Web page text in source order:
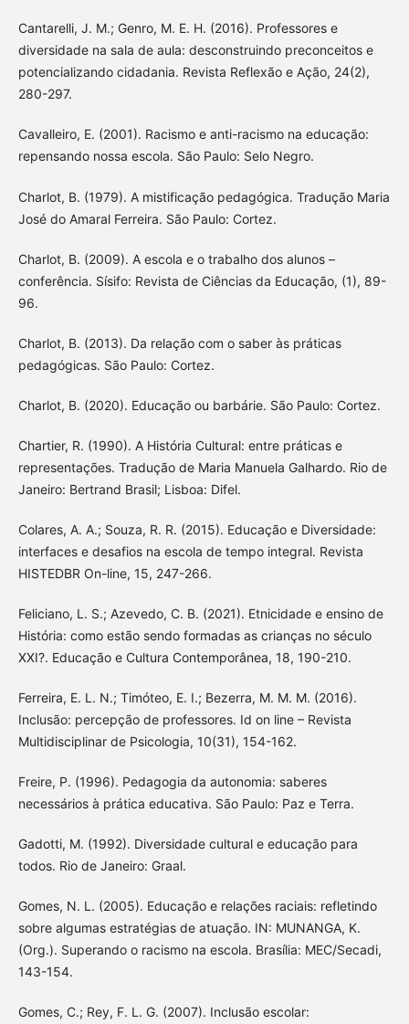
Cantarelli, J. M.; Genro, M. E. H. (2016). Professores e
diversidade na sala de aula: desconstruindo preconceitos e
potencializando cidadania. Revista Reflexão e Ação, 24(2),
280-297.
Cavalleiro, E. (2001). Racismo e anti-racismo na educação:
repensando nossa escola. São Paulo: Selo Negro.
Charlot, B. (1979). A mistificação pedagógica. Tradução Maria
José do Amaral Ferreira. São Paulo: Cortez.
Charlot, B. (2009). A escola e o trabalho dos alunos –
conferência. Sísifo: Revista de Ciências da Educação, (1), 89-
96.
Charlot, B. (2013). Da relação com o saber às práticas
pedagógicas. São Paulo: Cortez.
Charlot, B. (2020). Educação ou barbárie. São Paulo: Cortez.
Chartier, R. (1990). A História Cultural: entre práticas e
representações. Tradução de Maria Manuela Galhardo. Rio de
Janeiro: Bertrand Brasil; Lisboa: Difel.
Colares, A. A.; Souza, R. R. (2015). Educação e Diversidade:
interfaces e desafios na escola de tempo integral. Revista
HISTEDBR On-line, 15, 247-266.
Feliciano, L. S.; Azevedo, C. B. (2021). Etnicidade e ensino de
História: como estão sendo formadas as crianças no século
XXI?. Educação e Cultura Contemporânea, 18, 190-210.
Ferreira, E. L. N.; Timóteo, E. I.; Bezerra, M. M. M. (2016).
Inclusão: percepção de professores. Id on line – Revista
Multidisciplinar de Psicologia, 10(31), 154-162.
Freire, P. (1996). Pedagogia da autonomia: saberes
necessários à prática educativa. São Paulo: Paz e Terra.
Gadotti, M. (1992). Diversidade cultural e educação para
todos. Rio de Janeiro: Graal.
Gomes, N. L. (2005). Educação e relações raciais: refletindo
sobre algumas estratégias de atuação. IN: MUNANGA, K.
(Org.). Superando o racismo na escola. Brasília: MEC/Secadi,
143-154.
Gomes, C.; Rey, F. L. G. (2007). Inclusão escolar: